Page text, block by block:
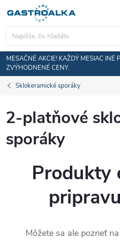
obsah
MESAČNÉ AKCIE! KAŽDÝ MESIAC INÉ
ZVÝHODNENÉ CENY.
Sklokeramické sporáky
2-platňové
sporáky
Produkty
Môžete sa ale pozrieť